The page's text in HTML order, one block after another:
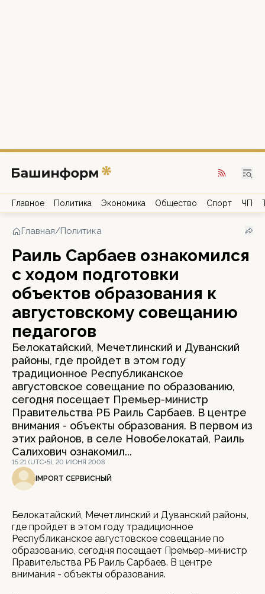
Главное Политика Экономика Общество Спорт ЧП
Главная/Политика
Раиль Сарбаев ознакомился
с ходом подготовки
объектов образования к
августовскому совещанию
педагогов
Белокатайский, Мечетлинский и Дуванский
районы, где пройдет в этом году
традиционное Республиканское
августовское совещание по образованию,
сегодня посещает Премьер-министр
Правительства РБ Раиль Сарбаев. В центре
внимания - объекты образования. В первом из
этих районов, в селе Новобелокатай, Раиль
Салихович ознакомил...
15:21 (UTC+5), 20 ИЮНЯ 2008
IMPORT СЕРВИСНЫЙ
Белокатайский, Мечетлинский и Дуванский районы,
где пройдет в этом году традиционное
Республиканское августовское совещание по
образованию, сегодня посещает Премьер-министр
Правительства РБ Раиль Сарбаев. В центре
внимания - объекты образования.